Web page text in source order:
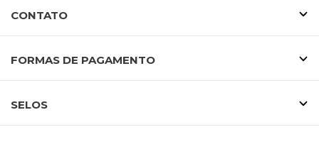
CONTATO
FORMAS DE PAGAMENTO
SELOS